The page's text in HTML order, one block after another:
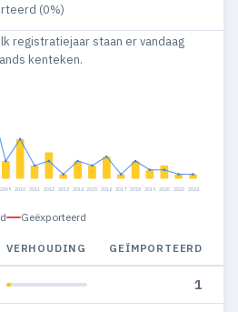
(0%)
registratiejaar staan er vandaag
kenteken.
2009 2010 2011 2012 2013 2014 2015 2016 2017 2018 2019 2020 2022 2024
Geëxporteerd
VERHOUDING GEÏMPORTEERD
1